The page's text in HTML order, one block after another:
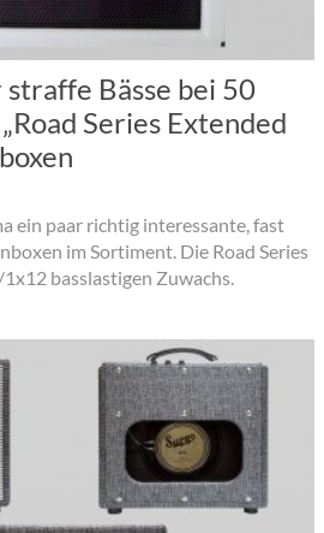
Bässe bei 50
Series Extended
ein paar richtig interessante, fast
im Sortiment. Die Road Series
basslastigen Zuwachs.